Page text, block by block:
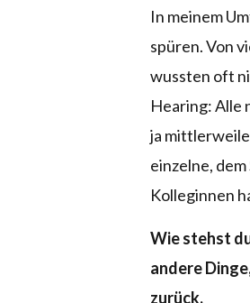
In meinem
spüren. Von
wussten oft
Hearing: Alle
ja
einzelne,
Kolleginnen
Wie stehst
andere
zurück.